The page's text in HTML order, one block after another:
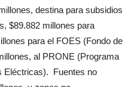
destina para subsidios
$89.882 millones para
para el FOES (Fondo de
al PRONE (Programa
Eléctricas). Fuentes no